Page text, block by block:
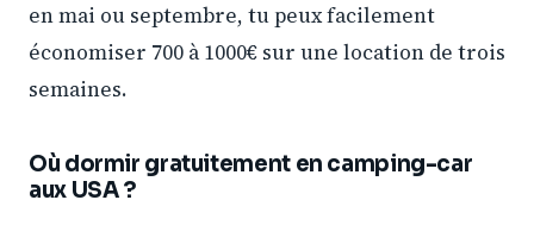
en mai ou septembre, tu peux facilement
économiser 700 à 1000€ sur une location de trois
semaines.
Où dormir gratuitement en camping-car
aux USA ?